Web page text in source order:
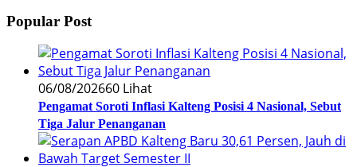
Popular Post
06/08/202660 Lihat
Pengamat Soroti Inflasi Kalteng Posisi 4 Nasional, Sebut
Tiga Jalur Penanganan